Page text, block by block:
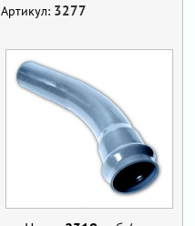
Артикул: 3277